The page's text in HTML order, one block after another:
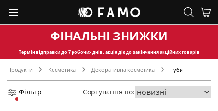
ФІНАЛЬНІ ЗНИЖКИ
Термін відправкидо 7 робочих днів, акція діє до закінчення акційних товарів
Продукти Косметика Декоративна косметика Губи
Фільтр Сортування по: